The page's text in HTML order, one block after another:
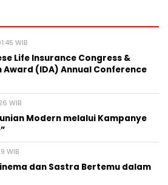
WIB
Life Insurance Congress &
(IDA) Annual Conference
WIB
Modern melalui Kampanye
WIB
dan Sastra Bertemu dalam